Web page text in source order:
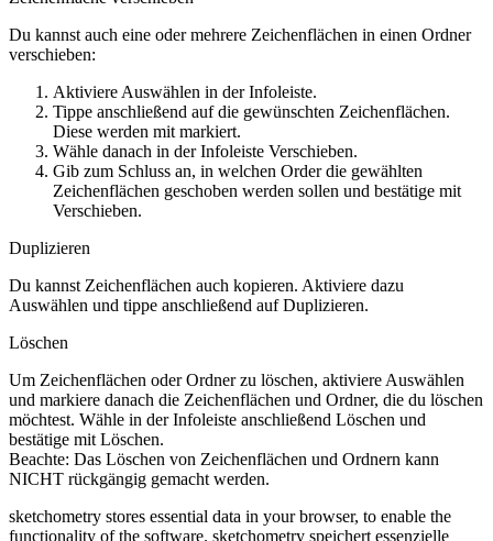
Du kannst auch eine oder mehrere Zeichenflächen in einen Ordner
verschieben:
Aktiviere Auswählen in der Infoleiste.
Tippe anschließend auf die gewünschten Zeichenflächen.
Diese werden mit markiert.
Wähle danach in der Infoleiste Verschieben.
Gib zum Schluss an, in welchen Order die gewählten
Zeichenflächen geschoben werden sollen und bestätige mit
Verschieben.
Duplizieren
Du kannst Zeichenflächen auch kopieren. Aktiviere dazu
Auswählen und tippe anschließend aufDuplizieren.
Löschen
Um Zeichenflächen oder Ordner zu löschen, aktiviere Auswählen
und markiere danach die Zeichenflächen und Ordner, die du löschen
möchtest. Wähle in der Infoleiste anschließend Löschen und
bestätige mit Löschen.
Beachte: Das Löschen von Zeichenflächen und Ordnern kann
NICHT rückgängig gemacht werden.
sketchometry stores essential data in your browser, to enable the
functionality of the software. sketchometry speichert essenzielle